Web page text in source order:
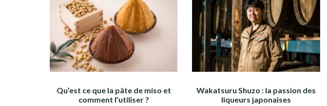
Qu’est ce que la pâte de miso et
comment l’utiliser ?
Wakatsuru Shuzo : la passion des
liqueurs japonaises